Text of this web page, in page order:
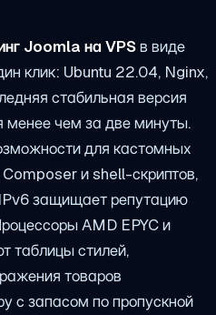
Joomla на VPSв виде
клик: Ubuntu 22.04, Nginx,
стабильная версия
чем за две минуты.
для кастомных
и shell-скриптов,
защищает репутацию
AMD EPYC и
таблицы стилей,
товаров
с запасом по пропускной